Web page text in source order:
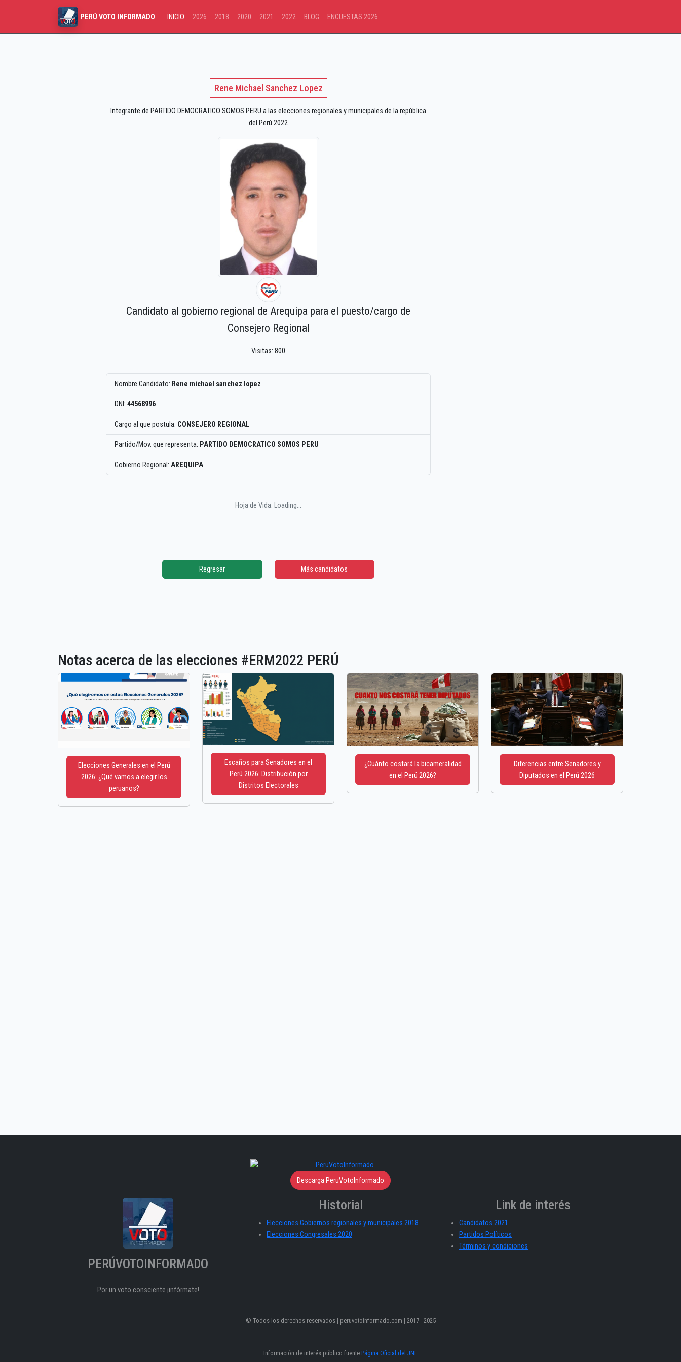
PERÚ VOTO INFORMADO INICIO 2026 2018 2020 2021 2022 BLOG ENCUESTAS 2026
Rene Michael Sanchez Lopez
Integrante de PARTIDO DEMOCRATICO SOMOS PERU a las elecciones regionales y municipales de la república
del Perú 2022
Candidato al gobierno regional de Arequipa para el puesto/cargo de
Consejero Regional
Visitas: 800
Nombre Candidato: Rene michael sanchez lopez
DNI: 44568996
Cargo al que postula: CONSEJERO REGIONAL
Partido/Mov. que representa: PARTIDO DEMOCRATICO SOMOS PERU
Gobierno Regional: AREQUIPA
Hoja de Vida: Loading...
Regresar Más candidatos
Notas acerca de las elecciones #ERM2022 PERÚ
Elecciones Generales en el Perú
2026: ¿Qué vamos a elegir los
peruanos?
Escaños para Senadores en el
Perú 2026: Distribución por
Distritos Electorales
¿Cuánto costará la bicameralidad
en el Perú 2026?
Diferencias entre Senadores y
Diputados en el Perú 2026
Descarga PeruVotoInformado
PERÚVOTOINFORMADO
Por un voto consciente ¡infórmate!
Historial
Elecciones Gobiernos regionales y municipales 2018
Elecciones Congresales 2020
Link de interés
Candidatos 2021
Partidos Políticos
Términos y condiciones
© Todos los derechos reservados | peruvotoinformado.com | 2017 - 2025
Información de interés público fuente Página Oficial del JNE